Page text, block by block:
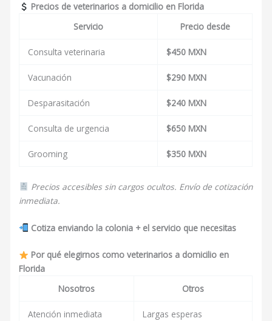
Precios de veterinarios a domicilio en Florida
Servicio
Precio desde
Consulta veterinaria $450 MXN
Vacunación $290 MXN
Desparasitación $240 MXN
Consulta de urgencia $650 MXN
Grooming $350 MXN
Precios accesibles sin cargos ocultos. Envío de cotización
inmediata.
Cotiza enviando la colonia + el servicio que necesitas
Por qué elegirnos como veterinarios a domicilio en
Florida
Nosotros
Otros
Atención inmediata Largas esperas